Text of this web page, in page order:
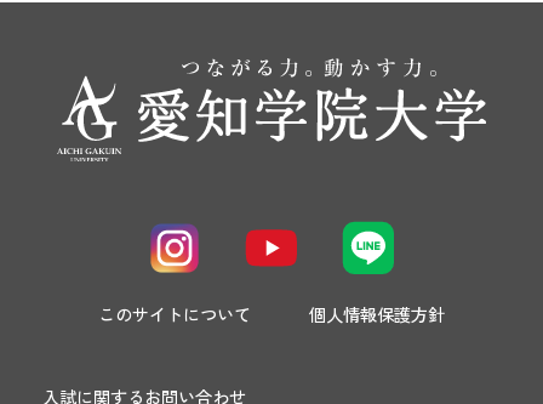
このサイトについて 個人情報保護方針
入試に関するお問い合わせ